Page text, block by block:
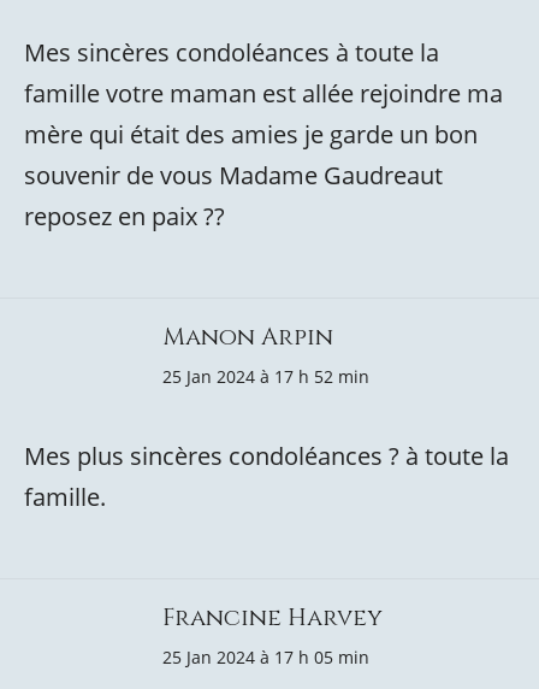
Mes sincères condoléances à toute la
famille votre maman est allée rejoindre ma
mère qui était des amies je garde un bon
souvenir de vous Madame Gaudreaut
reposez en paix ??
Manon Arpin
25 Jan 2024 à 17 h 52 min
Mes plus sincères condoléances ? à toute la
famille.
Francine Harvey
25 Jan 2024 à 17 h 05 min